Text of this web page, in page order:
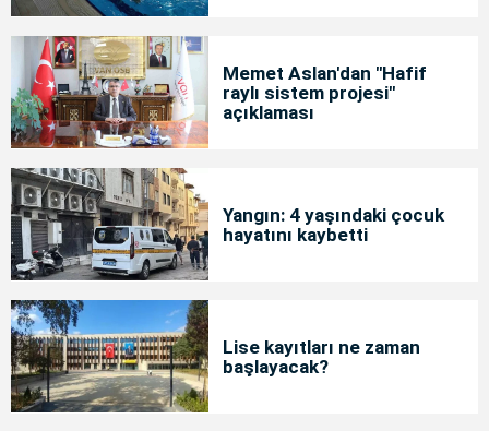
Memet Aslan'dan "Hafif
raylı sistem projesi"
açıklaması
Yangın: 4 yaşındaki çocuk
hayatını kaybetti
Lise kayıtları ne zaman
başlayacak?